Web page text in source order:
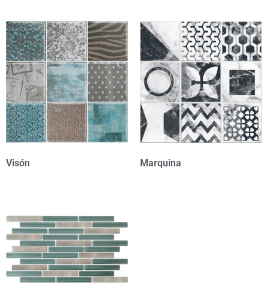
Visón Marquina